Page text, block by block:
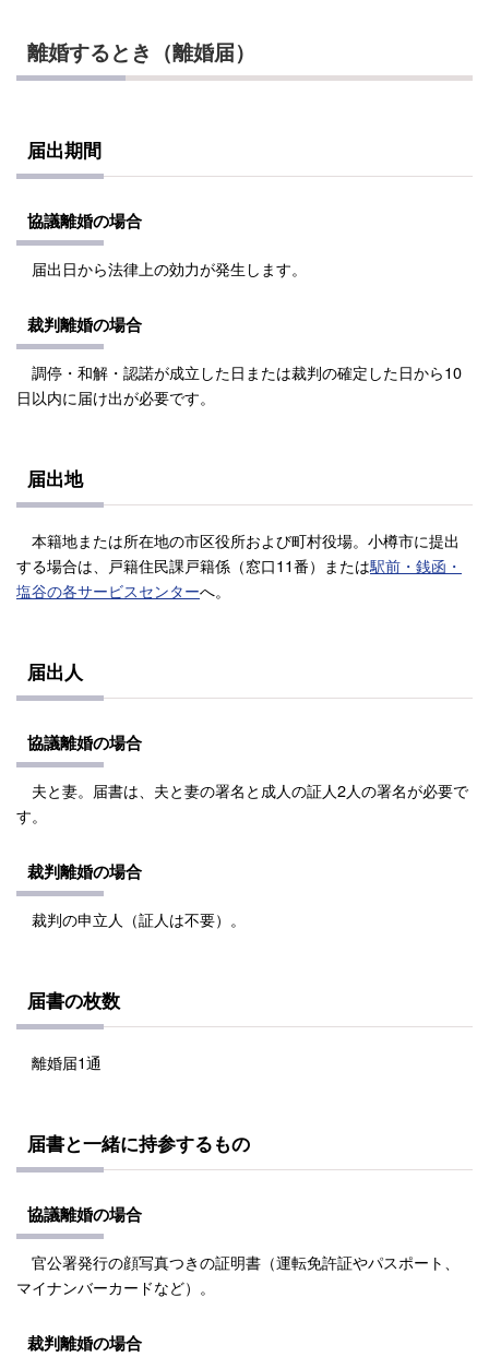
離婚するとき（離婚届）
届出期間
協議離婚の場合
届出日から法律上の効力が発生します。
裁判離婚の場合
調停・和解・認諾が成立した日または裁判の確定した日から10
日以内に届け出が必要です。
届出地
本籍地または所在地の市区役所および町村役場。小樽市に提出
する場合は、戸籍住民課戸籍係（窓口11番）または駅前・銭函・
塩谷の各サービスセンターへ。
届出人
協議離婚の場合
夫と妻。届書は、夫と妻の署名と成人の証人2人の署名が必要で
す。
裁判離婚の場合
裁判の申立人（証人は不要）。
届書の枚数
離婚届1通
届書と一緒に持参するもの
協議離婚の場合
官公署発行の顔写真つきの証明書（運転免許証やパスポート、
マイナンバーカードなど）。
裁判離婚の場合